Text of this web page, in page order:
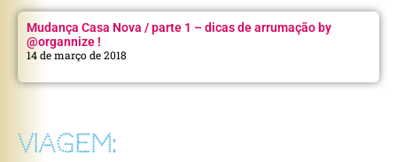
Mudança Casa Nova / parte 1 – dicas de arrumação by
@organnize !
14 de março de 2018
VIAGEM: